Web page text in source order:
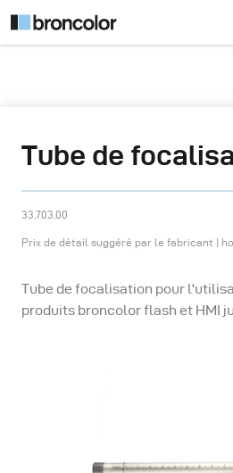
Tube de
33.703.00
Prix de détail suggéré par le fabricant |
Tube de focalisation pour
produits broncolor flash et HMI